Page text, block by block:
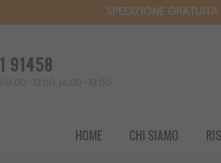
SPEDIZIONE GRATUITA
91458
HOME CHI SIAMO